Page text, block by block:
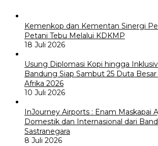
Kemenkop dan Kementan Sinergi
Petani Tebu Melalui KDKMP
18 Juli 2026
Usung Diplomasi Kopi hingga
Bandung Siap Sambut 25 Duta Besar
Afrika 2026
10 Juli 2026
InJourney Airports : Enam Maskapai
Domestik dan Internasional dari
Sastranegara
8 Juli 2026